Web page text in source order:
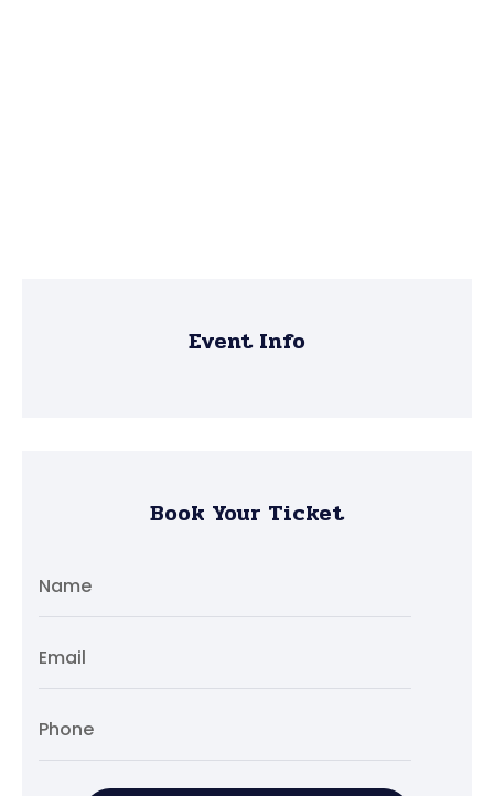
Event Info
Book Your Ticket